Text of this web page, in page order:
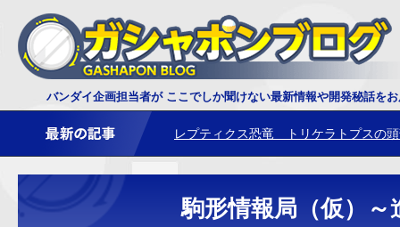
バンダイ企画担当者が ここでしか聞けない最新情報や開発秘話を
ダイオウサソリ 鋏角について
レプティクス恐竜 トリケラトプスの
駒形情報局（仮）～